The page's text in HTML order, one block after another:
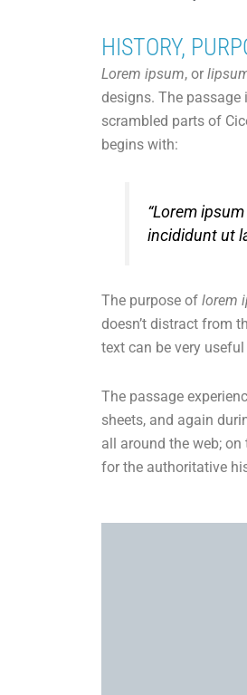
HISTORY,
Lorem ipsum, or
designs. The
scrambled parts of
begins with:
“Lorem
incididunt ut
The purpose of lorem
doesn’t distract from
text can be very
The passage
sheets, and again
all around the web;
for the authoritative